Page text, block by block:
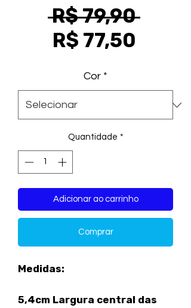
R$ 79,90 Preço
R$ 77,50
Cor *
Quantidade *
Adicionar ao carrinho
Comprar
Medidas:
5,4cm Largura central das